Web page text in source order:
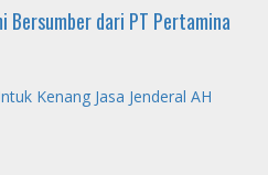
Bersumber dari PT Pertamina
Kenang Jasa Jenderal AH